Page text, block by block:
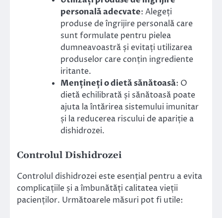
personală adecvate: Alegeți
produse de îngrijire personală care
sunt formulate pentru pielea
dumneavoastră și evitați utilizarea
produselor care conțin ingrediente
iritante.
Mențineți o dietă sănătoasă: O
dietă echilibrată și sănătoasă poate
ajuta la întărirea sistemului imunitar
și la reducerea riscului de apariție a
dishidrozei.
Controlul Dishidrozei
Controlul dishidrozei este esențial pentru a evita
complicațiile și a îmbunătăți calitatea vieții
pacienților. Următoarele măsuri pot fi utile: